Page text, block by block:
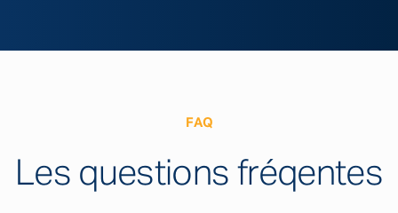
FAQ
Les questions fréqentes